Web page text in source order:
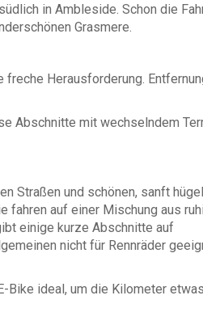
in Ambleside. Schon die
Grasmere.
freche Herausforderung.
Abschnitte mit wechselndem
Straßen und schönen, sanft
fahren auf einer Mischung aus
einige kurze Abschnitte auf
nicht für Rennräder
Bike ideal, um die Kilometer etwas